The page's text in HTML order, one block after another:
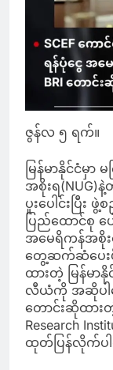
ဇွန်လ ၅ ရက်။
မြန်မာနိုင်ငံမှ
အစိုးရ
ပူးပေါင်းပြီ
ပြည်ထောင်စု ပ
အမေရိကန်အစို
တွေ့ဆက်ဆံပေး
ထားတဲ့ မြန်မာ
လီယံကို အဆိုပါ‌က
တောင်းဆိုထား
Research
ထုတ်ပြန်လိုက်ပ